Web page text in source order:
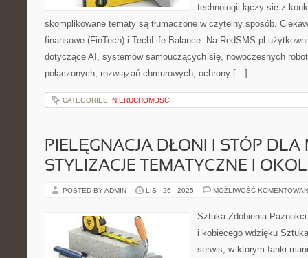
technologii łączy się z
skomplikowane tematy są tłumaczone w czytelny sposób.
finansowe (FinTech) i TechLife Balance. Na RedSMS.pl
dotyczące AI, systemów samouczących się, nowoczesnych
połączonych, rozwiązań chmurowych, ochrony […]
CATEGORIES: NIERUCHOMOŚCI
PIELĘGNACJA DŁONI I STÓP DLA
STYLIZACJE TEMATYCZNE I
POSTED BY ADMIN LIS - 26 - 2025 MOŻLIWOŚĆ
Sztuka Zdobienia
i kobiecego wdzięku
serwis, w którym fanki